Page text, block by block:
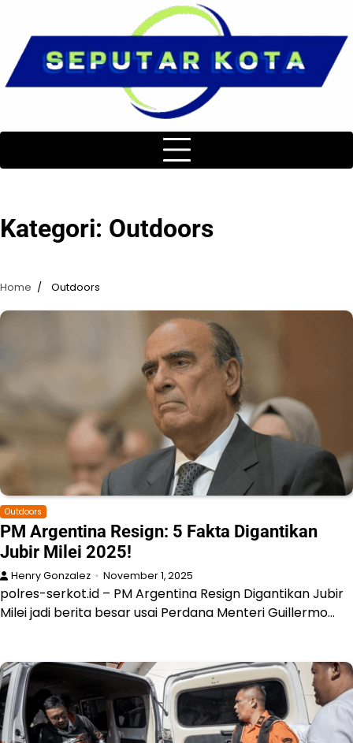
content
Kategori: Outdoors
Home Outdoors
Outdoors
PM Argentina Resign: 5 Fakta Digantikan
Jubir Milei 2025!
Henry Gonzalez November 1, 2025
polres-serkot.id – PM Argentina Resign Digantikan Jubir
Milei jadi berita besar usai Perdana Menteri Guillermo…